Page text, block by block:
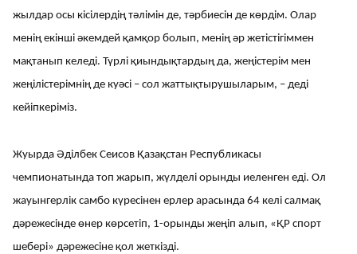
жылдар осы кісілердің тәлімін де, тәрбиесін де көрдім. Олар
менің екінші әкемдей қамқор болып, менің әр жетістігіммен
мақтанып келеді. Түрлі қиындықтардың да, жеңістерім мен
жеңілістерімнің де куәсі – сол жаттықтырушыларым, – деді
кейіпкеріміз.
Жуырда Әділбек Сеисов Қазақстан Республикасы
чемпионатында топ жарып, жүлделі орынды иеленген еді. Ол
жауынгерлік самбо күресінен ерлер арасында 64 келі салмақ
дәрежесінде өнер көрсетіп, 1-орынды жеңіп алып, «ҚР спорт
шебері» дәрежесіне қол жеткізді.